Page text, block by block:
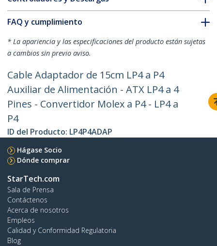
FAQ y cumplimiento
* La apariencia y las especificaciones del producto están sujetas
a cambios sin previo aviso.
Cable Adaptador de 15cm LP4 a P4
Auxiliar de Alimentación - ATX LP4 a 4
Pines - Convertidor Molex a P4 - LP4 a
P4
ID del Producto: LP4P4ADAP
Hágase Socio
Dónde comprar
StarTech.com
Sala de Prensa
Contáctenos
Acerca de nosotros
Empleos
Calidad y Conformidad Regulatoria
Blog